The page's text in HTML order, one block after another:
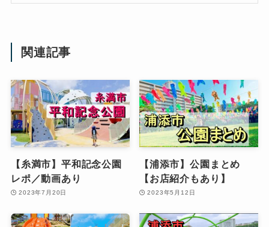
関連記事
【糸満市】平和記念公園
レポ／動画あり
2023年7月20日
【浦添市】公園まとめ
【お店紹介もあり】
2023年5月12日